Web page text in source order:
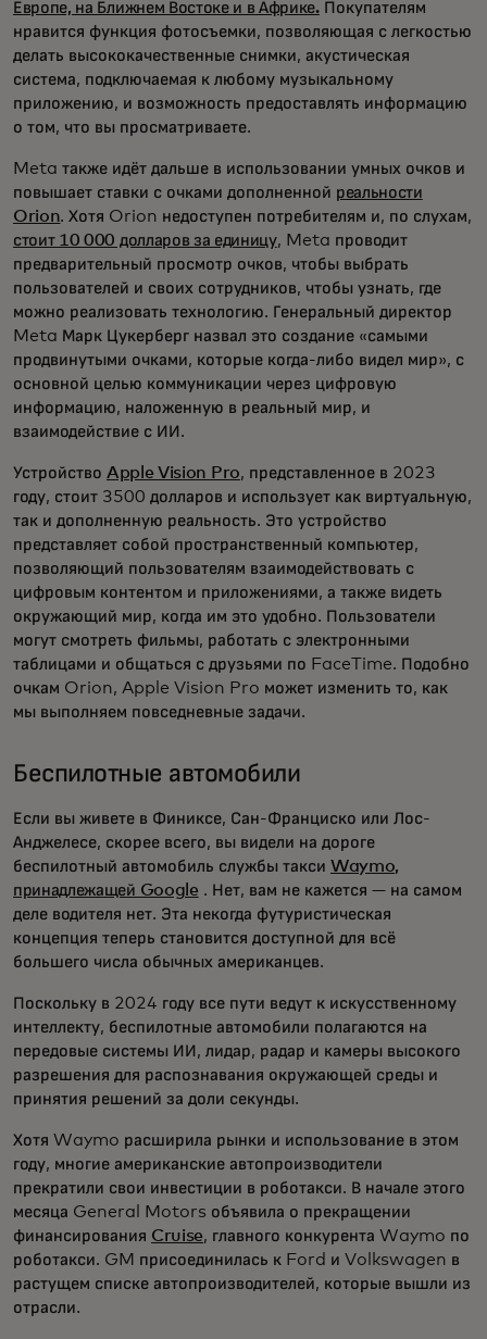
Европе, на Ближнем Востоке и в Африке.Покупателям
нравится функция фотосъемки, позволяющая с легкостью
делать высококачественные снимки, акустическая
система, подключаемая к любому музыкальному
приложению, и возможность предоставлять информацию
о том, что вы просматриваете.
Meta также идёт дальше в использовании умных очков и
повышает ставки с очками дополненной реальности
Orion. Хотя Orion недоступен потребителям и, по слухам,
стоит 10 000 долларов за единицу, Meta проводит
предварительный просмотр очков, чтобы выбрать
пользователей и своих сотрудников, чтобы узнать, где
можно реализовать технологию. Генеральный директор
Meta Марк Цукерберг назвал это создание «самыми
продвинутыми очками, которые когда-либо видел мир», с
основной целью коммуникации через цифровую
информацию, наложенную в реальный мир, и
взаимодействие с ИИ.
Устройство Apple Vision Pro, представленное в 2023
году, стоит 3500 долларов и использует как виртуальную,
так и дополненную реальность. Это устройство
представляет собой пространственный компьютер,
позволяющий пользователям взаимодействовать с
цифровым контентом и приложениями, а также видеть
окружающий мир, когда им это удобно. Пользователи
могут смотреть фильмы, работать с электронными
таблицами и общаться с друзьями по FaceTime. Подобно
очкам Orion, Apple Vision Pro может изменить то, как
мы выполняем повседневные задачи.
Беспилотные автомобили
Если вы живете в Финиксе, Сан-Франциско или Лос-
Анджелесе, скорее всего, вы видели на дороге
беспилотный автомобиль службы такси Waymo,
принадлежащей Google . Нет, вам не кажется — на самом
деле водителя нет. Эта некогда футуристическая
концепция теперь становится доступной для всё
большего числа обычных американцев.
Поскольку в 2024 году все пути ведут к искусственному
интеллекту, беспилотные автомобили полагаются на
передовые системы ИИ, лидар, радар и камеры высокого
разрешения для распознавания окружающей среды и
принятия решений за доли секунды.
Хотя Waymo расширила рынки и использование в этом
году, многие американские автопроизводители
прекратили свои инвестиции в роботакси. В начале этого
месяца General Motors объявила о прекращении
финансирования Cruise, главного конкурента Waymo по
роботакси. GM присоединилась к Ford и Volkswagen в
растущем списке автопроизводителей, которые вышли из
отрасли.